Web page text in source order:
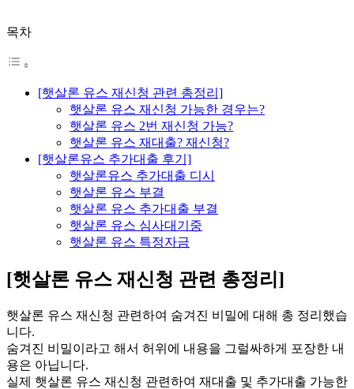
목차
[햇살론 유스 재신청 관련 총정리]
햇살론 유스 재신청 가능한 경우는?
햇살론 유스 2번 재신청 가능?
햇살론 유스 재대출? 재신청?
[햇살론유스 추가대출 후기]
햇살론유스 추가대출 디시
햇살론 유스 부결
햇살론 유스 추가대출 부결
햇살론 유스 심사대기중
햇살론 유스 특정자금
[햇살론 유스 재신청 관련 총정리]
햇살론 유스 재신청 관련하여 숨겨진 비밀에 대해 총 정리했습
니다.
숨겨진 비밀이라고 해서 허위에 내용을 그럴싸하게 포장한 내
용은 아닙니다.
실제 햇살론 유스 재신청 관련하여 재대출 및 추가대출 가능한